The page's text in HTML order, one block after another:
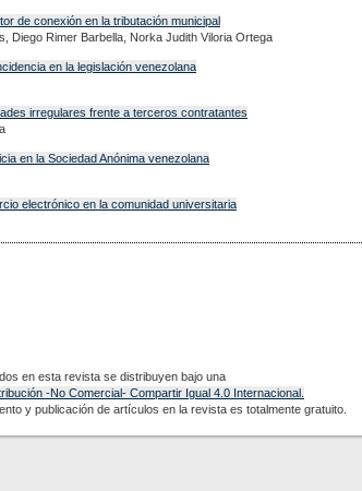
de conexión en la tributación municipal
Diego Rimer Barbella, Norka Judith Viloria Ortega
en la legislación venezolana
irregulares frente a terceros contratantes
en la Sociedad Anónima venezolana
electrónico en la comunidad universitaria
en esta revista se distribuyen bajo una
-No Comercial- Compartir Igual 4.0 Internacional.
y publicación de artículos en la revista es totalmente gratuito.